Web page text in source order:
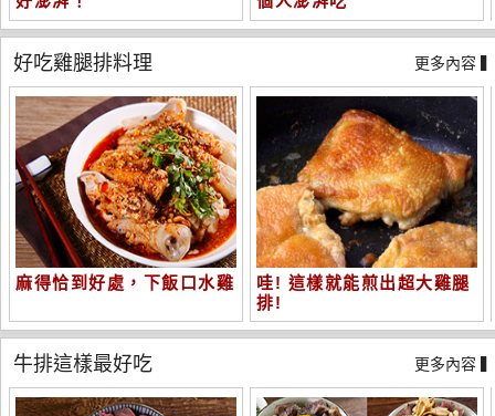
好吃雞腿排料理 更多內容 ▍
麻得恰到好處，下飯口水雞
哇! 這樣就能煎出超大雞腿
排!
牛排這樣最好吃 更多內容 ▍